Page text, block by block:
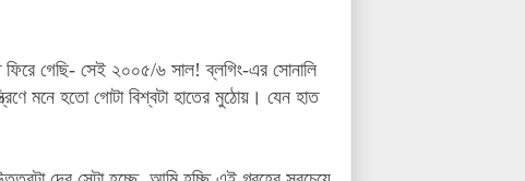
গেছি- সেই ২০০৫/৬ সাল! ব্লগিং-এর সোনালি
মনে হতো গোটা বিশ্বটা হাতের মুঠোয়। যেন হাত